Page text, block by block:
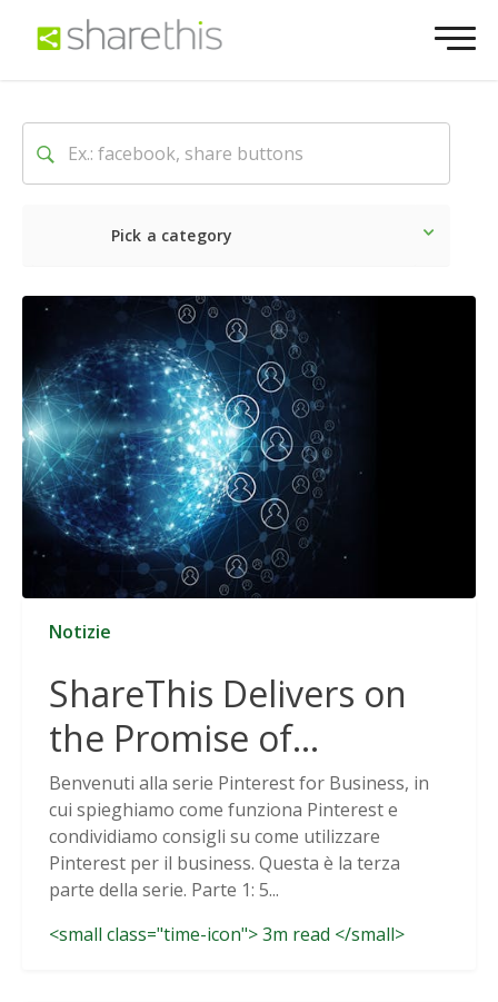
Pick a category
Ultime notizie Sociale
Notizie
ShareThis Delivers on
the Promise of
Cookieless Data
Solutions
Benvenuti alla serie Pinterest for Business, in
cui spieghiamo come funziona Pinterest e
condividiamo consigli su come utilizzare
Pinterest per il business. Questa è la terza
parte della serie. Parte 1: 5...
<small class="time-icon"> 3m read </small>